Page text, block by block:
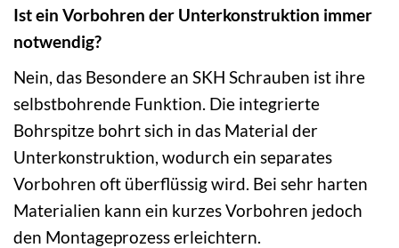
Ist ein Vorbohren der Unterkonstruktion immer
notwendig?
Nein, das Besondere an SKH Schrauben ist ihre
selbstbohrende Funktion. Die integrierte
Bohrspitze bohrt sich in das Material der
Unterkonstruktion, wodurch ein separates
Vorbohren oft überflüssig wird. Bei sehr harten
Materialien kann ein kurzes Vorbohren jedoch
den Montageprozess erleichtern.